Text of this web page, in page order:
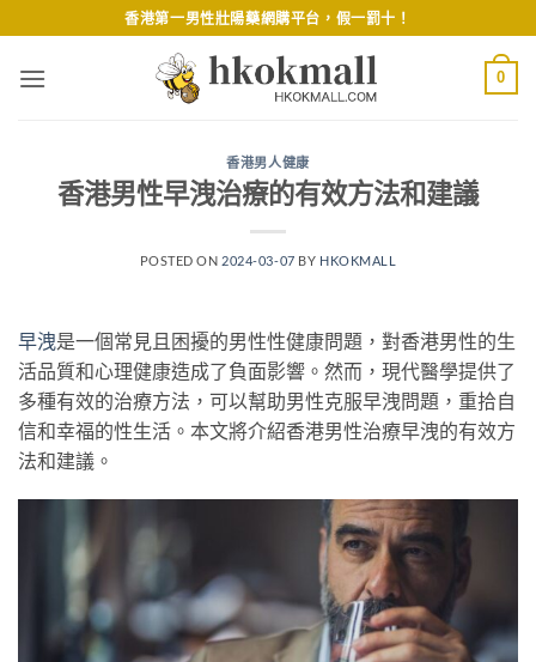
to
content
香港第一男性壯陽藥網購平台，假一罰十！
0
香港男人健康
香港男性早洩治療的有效方法和建議
POSTED ON 2024-03-07 BY HKOKMALL
早洩是一個常見且困擾的男性性健康問題，對香港男性的生
活品質和心理健康造成了負面影響。然而，現代醫學提供了
多種有效的治療方法，可以幫助男性克服早洩問題，重拾自
信和幸福的性生活。本文將介紹香港男性治療早洩的有效方
法和建議。